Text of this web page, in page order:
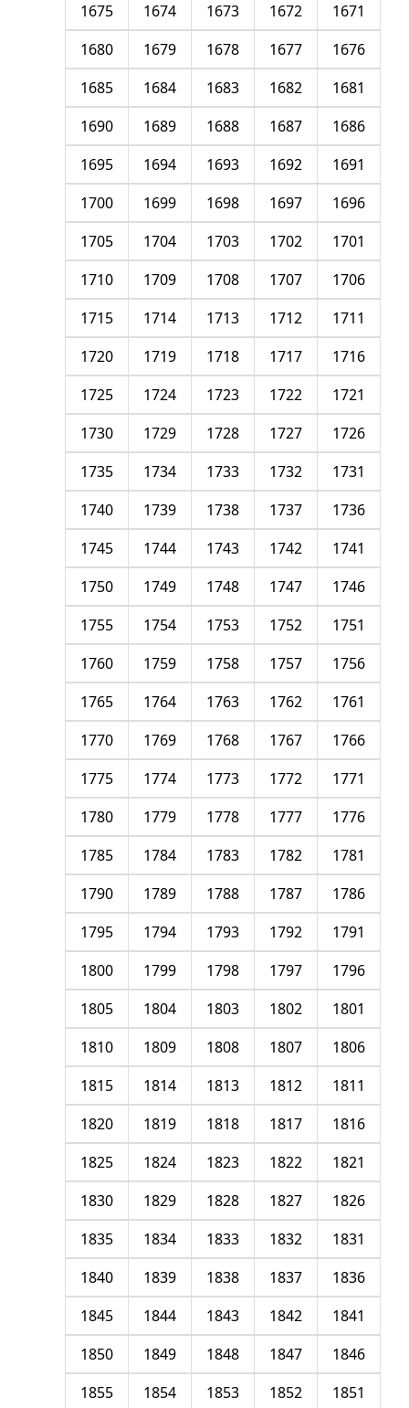
1671
1672
1673
1674
1675
1676
1677
1678
1679
1680
1681
1682
1683
1684
1685
1686
1687
1688
1689
1690
1691
1692
1693
1694
1695
1696
1697
1698
1699
1700
1701
1702
1703
1704
1705
1706
1707
1708
1709
1710
1711
1712
1713
1714
1715
1716
1717
1718
1719
1720
1721
1722
1723
1724
1725
1726
1727
1728
1729
1730
1731
1732
1733
1734
1735
1736
1737
1738
1739
1740
1741
1742
1743
1744
1745
1746
1747
1748
1749
1750
1751
1752
1753
1754
1755
1756
1757
1758
1759
1760
1761
1762
1763
1764
1765
1766
1767
1768
1769
1770
1771
1772
1773
1774
1775
1776
1777
1778
1779
1780
1781
1782
1783
1784
1785
1786
1787
1788
1789
1790
1791
1792
1793
1794
1795
1796
1797
1798
1799
1800
1801
1802
1803
1804
1805
1806
1807
1808
1809
1810
1811
1812
1813
1814
1815
1816
1817
1818
1819
1820
1821
1822
1823
1824
1825
1826
1827
1828
1829
1830
1831
1832
1833
1834
1835
1836
1837
1838
1839
1840
1841
1842
1843
1844
1845
1846
1847
1848
1849
1850
1851
1852
1853
1854
1855